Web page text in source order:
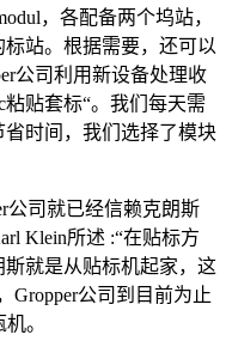
，各配备两个坞站，
站。根据需要，还可以
公司利用新设备处理收
粘贴套标“。我们每天需
时间，我们选择了模块
公司就已经信赖克朗斯
Klein所述 :“在贴标方
就是从贴标机起家，这
Gropper公司到目前为止
。